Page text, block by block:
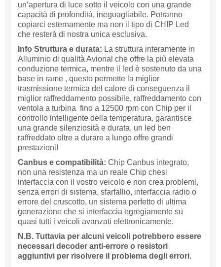
un’apertura di luce sotto il veicolo con una grande
capacità di profondità, ineguagliabile. Potranno
copiarci esternamente ma non il tipo di CHIP Led
che resterà di nostra unica esclusiva.
Info Struttura e durata: La struttura interamente in
Alluminio di qualità Avional che offre la più elevata
conduzione termica, mentre il led è sostenuto da una
base in rame , questo permette la miglior
trasmissione termica del calore di conseguenza il
miglior raffreddamento possibile, raffreddamento con
ventola a turbina fino a 12500 rpm con Chip per il
controllo intelligente della temperatura, garantisce
una grande silenziosità e durata, un led ben
raffreddato oltre a durare a lungo offre grandi
prestazioni!
Canbus e compatibilità: Chip Canbus integrato,
non una resistenza ma un reale Chip chesi
interfaccia con il vostro veicolo e non crea problemi,
senza errori di sistema, sfarfallio, interfaccia radio o
errore del cruscotto, un sistema perfetto di ultima
generazione che si interfaccia egregiamente su
quasi tutti i veicoli avanzati elettronicamente.
N.B. Tuttavia per alcuni veicoli potrebbero essere
necessari decoder anti-errore o resistori
aggiuntivi per risolvere il problema degli errori.